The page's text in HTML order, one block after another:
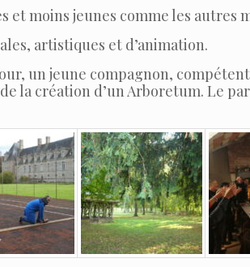
moins jeunes comme les autres
artistiques et d’animation.
un jeune compagnon,
la création d’un Arboretum. Le